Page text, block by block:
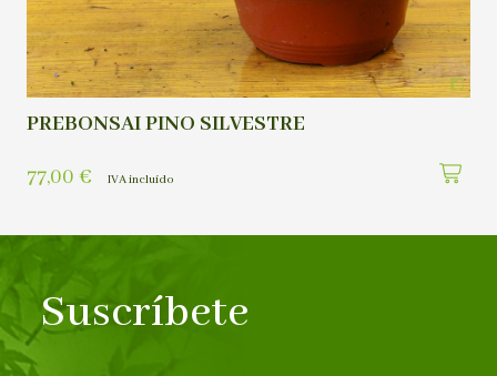
PREBONSAI PINO SILVESTRE
77,00 € IVA incluído
Suscríbete